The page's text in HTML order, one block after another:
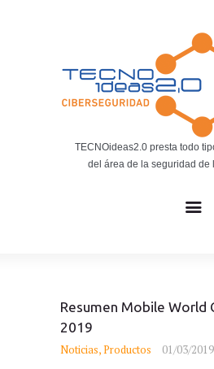
TECNOideas2.0 presta todo
del área de la seguridad de
BLOG
Noticias
Resumen Mobile World
2019
Noticias,Productos 01/03/2019